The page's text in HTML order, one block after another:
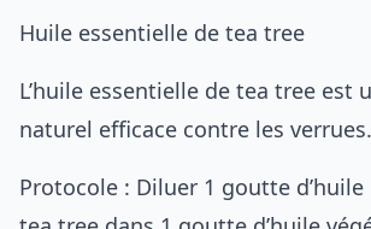
Huile essentielle de tea tree
L’huile essentielle de tea tree est
naturel efficace contre les verrues.
Protocole : Diluer 1 goutte